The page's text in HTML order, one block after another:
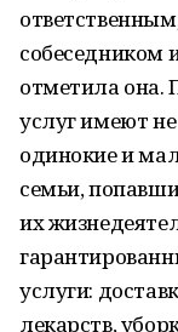
отметила она.
услуг имеют
одинокие и
семьи,
их
услуги:
лекарств,